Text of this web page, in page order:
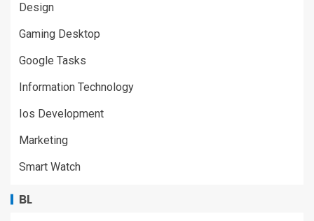
Design
Gaming Desktop
Google Tasks
Information Technology
Ios Development
Marketing
Smart Watch
BL